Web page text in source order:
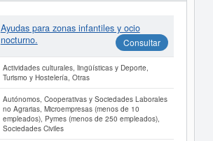
Ayudas para zonas infantiles y ocio
nocturno.
Consultar
Actividades culturales, lingüísticas y Deporte,
Turismo y Hostelería, Otras
Autónomos, Cooperativas y Sociedades Laborales
no Agrarias, Microempresas (menos de 10
empleados), Pymes (menos de 250 empleados),
Sociedades Civiles